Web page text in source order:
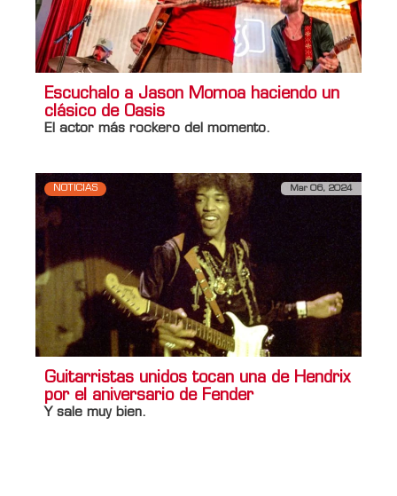
Escuchalo a Jason Momoa haciendo un
clásico de Oasis
El actor más rockero del momento.
NOTICIAS Mar 06, 2024
Guitarristas unidos tocan una de Hendrix
por el aniversario de Fender
Y sale muy bien.